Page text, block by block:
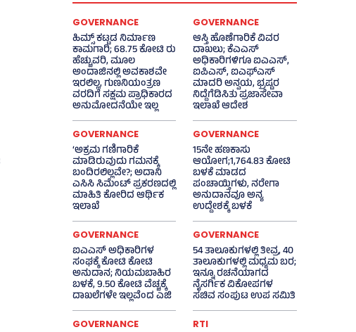
GOVERNANCE
ಹಿಮ್ಸ್‌ ಕಟ್ಟಡ ನಿರ್ಮಾಣ
ಕಾಮಗಾರಿ; 68.75 ಕೋಟಿ ರು
ಹೆಚ್ಚುವರಿ, ಮೂಲ
ಅಂದಾಜಿನಲ್ಲಿ ಅವಕಾಶವೇ
ಇರಲಿಲ್ಲ, ಗುಣನಿಯಂತ್ರಣ
ವರದಿಗೆ ಸಕ್ಷಮ ಪ್ರಾಧಿಕಾರದ
ಅನುಮೋದನೆಯೇ ಇಲ್ಲ
GOVERNANCE
ಆಸ್ತಿ ಹೊಣೆಗಾರಿಕೆ ವಿವರ
ದಾಖಲು; ಕೆಎಎಸ್
ಅಧಿಕಾರಿಗಳಿಗೂ ಐಎಎಸ್‌,
ಐಪಿಎಸ್‌, ಐಎಫ್‌ಎಸ್‌
ಮಾದರಿ ಅನ್ವಯ, ಭ್ರಷ್ಟರ
ನಿದ್ದೆಗೆಡಿಸಿತು ಪ್ರಜಾಸೇವಾ
ಇಲಾಖೆ ಆದೇಶ
GOVERNANCE
‘ಅಕ್ರಮ ಗಣಿಗಾರಿಕೆ
ಮಾಡಿರುವುದು ಗಮನಕ್ಕೆ
ಬಂದಿರಲಿಲ್ಲವೇ?; ಅದಾನಿ
ಎಸಿಸಿ ಸಿಮೆಂಟ್ ಪ್ರಕರಣದಲ್ಲಿ
ಮಾಹಿತಿ ಕೋರಿದ ಆರ್ಥಿಕ
ಇಲಾಖೆ
GOVERNANCE
15ನೇ ಹಣಕಾಸು
ಆಯೋಗ;1,764.83 ಕೋಟಿ
ಬಳಕೆ ಮಾಡದ
ಪಂಚಾಯ್ತಿಗಳು, ನರೇಗಾ
ಅನುದಾನವೂ ಅನ್ಯ
ಉದ್ದೇಶಕ್ಕೆ ಬಳಕೆ
GOVERNANCE
ಐಎಎಸ್‌ ಅಧಿಕಾರಿಗಳ
ಸಂಘಕ್ಕೆ ಕೋಟಿ ಕೋಟಿ
ಅನುದಾನ; ನಿಯಮಬಾಹಿರ
ಬಳಕೆ, 9.50 ಕೋಟಿ ವೆಚ್ಚಕ್ಕೆ
ದಾಖಲೆಗಳೇ ಇಲ್ಲವೆಂದ ಎಜಿ
GOVERNANCE
54 ತಾಲೂಕುಗಳಲ್ಲಿ ತೀವ್ರ, 40
ತಾಲೂಕುಗಳಲ್ಲಿ ಮಧ್ಯಮ ಬರ;
ಇನ್ನೂ ರಚನೆಯಾಗದ
ನೈಸರ್ಗಿಕ ವಿಕೋಪಗಳ
ಸಚಿವ ಸಂಪುಟ ಉಪ ಸಮಿತಿ
GOVERNANCE RTI